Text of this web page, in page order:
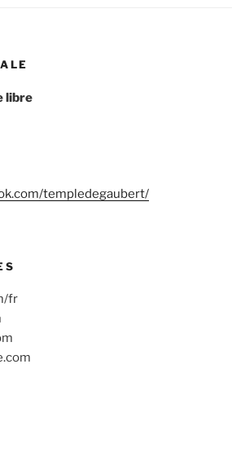
libre
templedegaubert/
fr